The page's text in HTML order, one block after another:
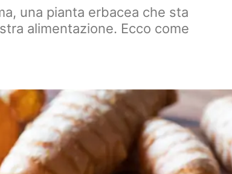
una pianta erbacea che sta
alimentazione. Ecco come